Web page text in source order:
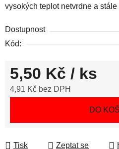
vysokých teplot netvrdne a
Dostupnost
Kód:
5,50 Kč / ks
4,91 Kč bez DPH
DO
Tisk Zeptat se